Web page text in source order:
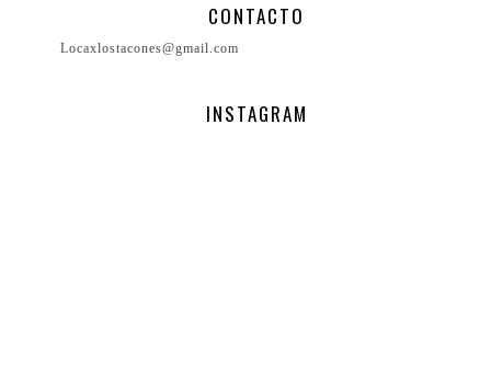
CONTACTO
Locaxlostacones@gmail.com
INSTAGRAM